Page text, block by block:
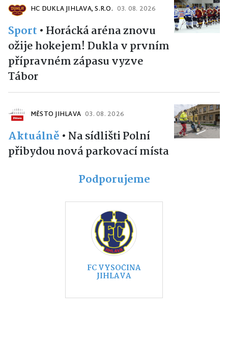
HC DUKLA JIHLAVA, S.R.O. 03. 08. 2026
Sport • Horácká aréna znovu
ožije hokejem! Dukla v prvním
přípravném zápasu vyzve
Tábor
MĚSTO JIHLAVA 03. 08. 2026
Aktuálně • Na sídlišti Polní
přibydou nová parkovací místa
Podporujeme
FC VYSOČINA
JIHLAVA